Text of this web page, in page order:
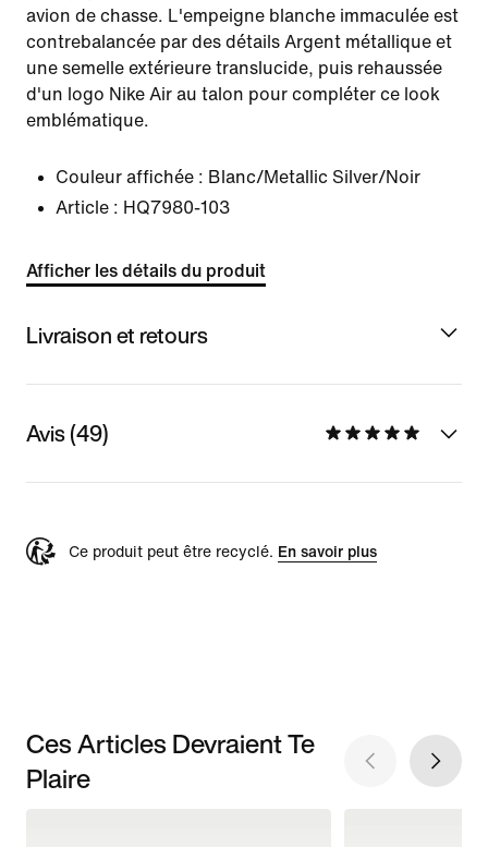
avion de chasse. L'empeigne blanche immaculée est
contrebalancée par des détails Argent métallique et
une semelle extérieure translucide, puis rehaussée
d'un logo Nike Air au talon pour compléter ce look
emblématique.
Couleur affichée : Blanc/Metallic Silver/Noir
Article : HQ7980-103
Afficher les détails du produit
Livraison et retours
Avis (49)
Ce produit peut être recyclé. En savoir plus
Ces Articles Devraient Te
Plaire